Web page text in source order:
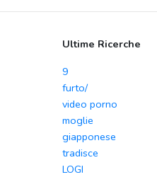
Ultime Ricerche
9
furto/
video porno
moglie
giapponese
tradisce
LOGI